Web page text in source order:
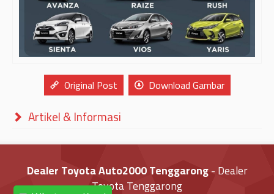
Original Post Download Gambar
Artikel & Informasi
Dealer Toyota Auto2000 Tenggarong- Dealer
Toyota Tenggarong